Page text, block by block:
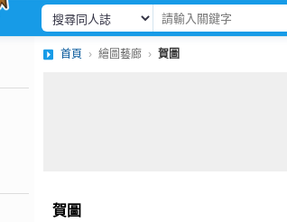
首頁 繪圖藝廊 賀圖
賀圖